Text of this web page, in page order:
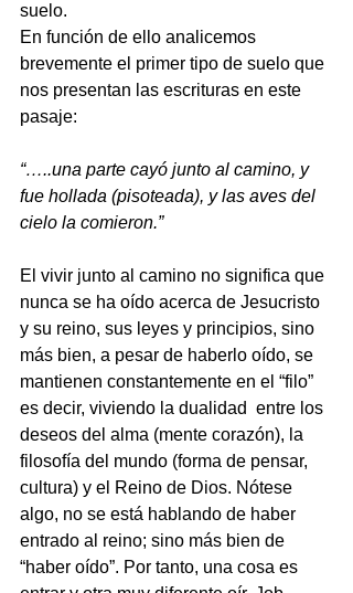
suelo.
En función de ello analicemos
brevemente el primer tipo de suelo que
nos presentan las escrituras en este
pasaje:
“…..una parte cayó junto al camino, y
fue hollada (pisoteada), y las aves del
cielo la comieron.”
El vivir junto al camino no significa que
nunca se ha oído acerca de Jesucristo
y su reino, sus leyes y principios, sino
más bien, a pesar de haberlo oído, se
mantienen constantemente en el “filo”
es decir, viviendo la dualidad  entre los
deseos del alma (mente corazón), la
filosofía del mundo (forma de pensar,
cultura) y el Reino de Dios. Nótese
algo, no se está hablando de haber
entrado al reino; sino más bien de
“haber oído”. Por tanto, una cosa es